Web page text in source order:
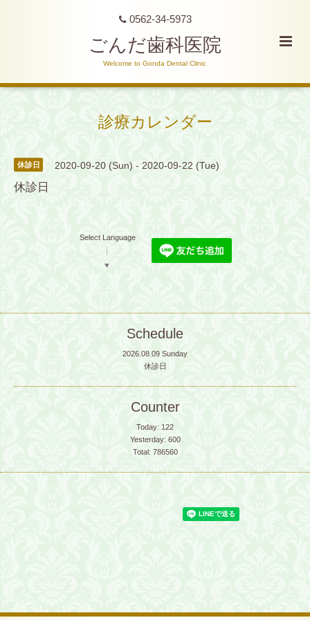
0562-34-5973
ごんだ歯科医院
Welcome to Gonda Dental Clinic
診療カレンダー
休診日 2020-09-20 (Sun) - 2020-09-22 (Tue)
休診日
Select Language
▼
Schedule
2026.08.09 Sunday
休診日
Counter
Today: 122
Yesterday: 600
Total: 786560